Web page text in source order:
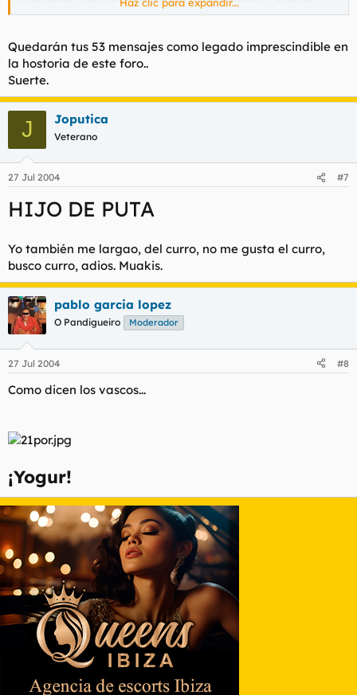
tanto clon aburrido...
gente, hasta mas ver, no kreo ke vuelva viendo el mal rollo ke
impera en estos lares
Quedarán tus 53 mensajes como legado imprescindible en
la hostoria de este foro..
Suerte.
J Joputica
Veterano
27 Jul 2004 #7
HIJO DE PUTA
Yo también me largao, del curro, no me gusta el curro,
busco curro, adios. Muakis.
pablo garcia lopez
O Pandigueiro Moderador
27 Jul 2004 #8
Como dicen los vascos...
¡Yogur!